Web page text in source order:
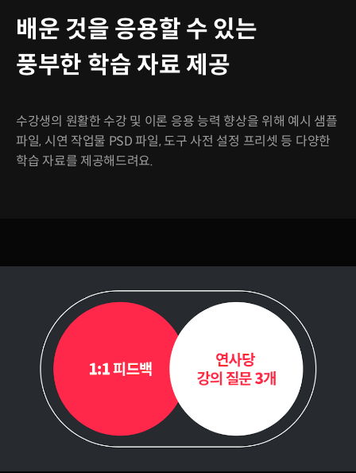
배운 것을 응용할 수 있는
풍부한 학습 자료 제공
수강생의 원활한 수강 및 이론 응용 능력 향상을 위해 예시 샘플
파일, 시연 작업물 PSD 파일, 도구 사전 설정 프리셋 등 다양한
학습 자료를 제공해드려요.